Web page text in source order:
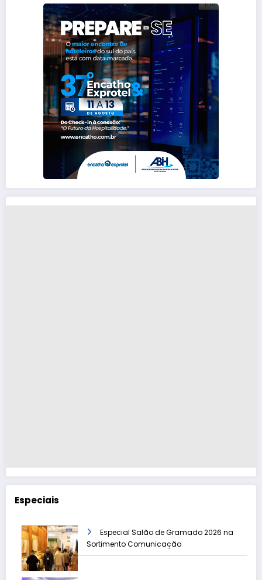
Especiais
Especial Salão de Gramado 2026 na
Sortimento Comunicação